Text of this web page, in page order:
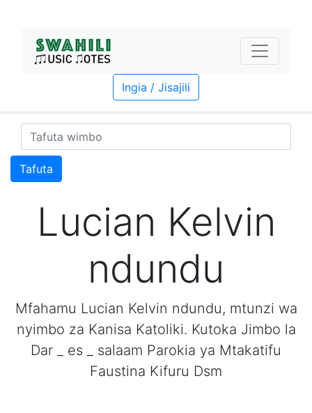
Ingia / Jisajili
Tafuta
Lucian Kelvin
ndundu
Mfahamu Lucian Kelvin ndundu, mtunzi wa
nyimbo za Kanisa Katoliki. Kutoka Jimbo la
Dar _ es _ salaam Parokia ya Mtakatifu
Faustina Kifuru Dsm